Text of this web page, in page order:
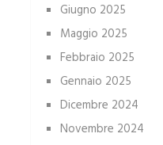
Giugno 2025
Maggio 2025
Febbraio 2025
Gennaio 2025
Dicembre 2024
Novembre 2024